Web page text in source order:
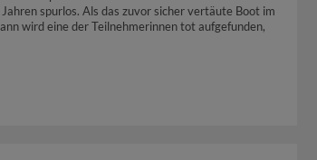
spurlos. Als das zuvor sicher vertäute Boot im
wird eine der Teilnehmerinnen tot aufgefunden,